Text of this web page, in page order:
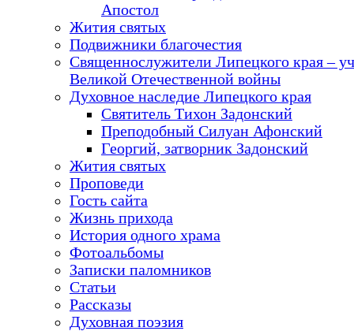
Апостол
Жития святых
Подвижники благочестия
Священнослужители Липецкого края –
Великой Отечественной войны
Духовное наследие Липецкого края
Святитель Тихон Задонский
Преподобный Силуан Афонский
Георгий, затворник Задонский
Жития святых
Проповеди
Гость сайта
Жизнь прихода
История одного храма
Фотоальбомы
Записки паломников
Статьи
Рассказы
Духовная поэзия